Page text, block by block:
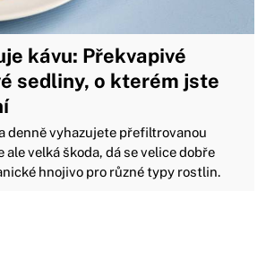
kávu: Překvapivé
sedliny, o kterém jste
denně vyhazujete přefiltrovanou
ale velká škoda, dá se velice dobře
hnojivo pro různé typy rostlin.